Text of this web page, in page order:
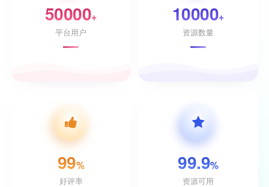
50000+
平台用户
10000+
资源数量
99%
好评率
99.9%
资源可用